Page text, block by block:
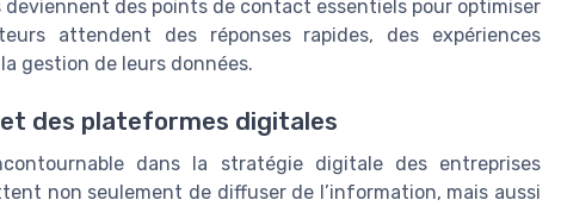
deviennent des points de contact essentiels pour optimiser
attendent des réponses rapides, des expériences
gestion de leurs données.
des plateformes digitales
dans la stratégie digitale des entreprises
non seulement de diffuser de l’information, mais aussi